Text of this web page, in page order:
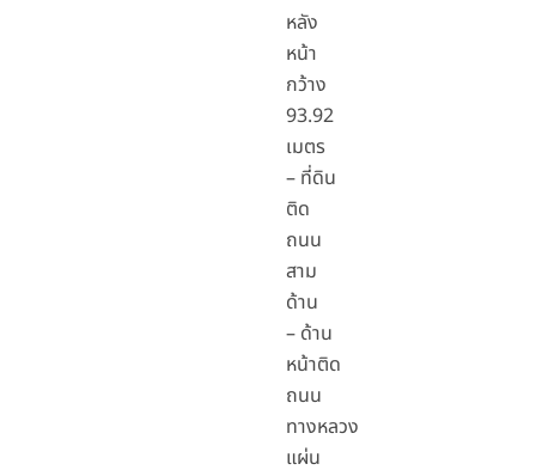
หลัง
หน้า
กว้าง
93.92
เมตร
– ที่ดิน
ติด
ถนน
สาม
ด้าน
– ด้าน
หน้าติด
ถนน
ทางหลวง
แผ่น